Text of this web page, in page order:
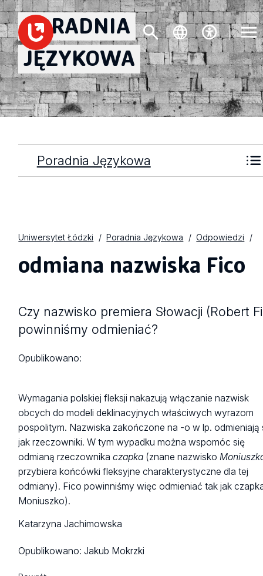
PORADNIA
JĘZYKOWA
Poradnia Językowa
Uniwersytet Łódzki Poradnia Językowa Odpowiedzi
odmiana nazwiska Fico
Czy nazwisko premiera Słowacji (Robert
powinniśmy odmieniać?
Opublikowano:
Wymagania polskiej fleksji nakazują włączanie nazwisk
obcych do modeli deklinacyjnych właściwych wyrazom
pospolitym. Nazwiska zakończone na -o w lp. odmieniają
jak rzeczowniki. W tym wypadku można wspomóc się
odmianą rzeczownikaczapka (znane nazwisko
przybiera końcówki fleksyjne charakterystyczne dla tej
odmiany). Fico powinniśmy więc odmieniać tak jak
Moniuszko).
Katarzyna Jachimowska
Opublikowano:Jakub Mokrzki